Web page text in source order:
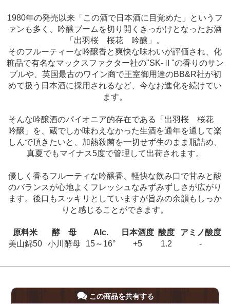
1980年の発売以来「この酒で日本酒に目覚めた」というフ
ァンも多く、吟醸ブームを切り開くきっかけとなったお酒
「出羽桜 桜花 吟醸」。
そのフルーティーな吟醸香と爽快な味わいが評価され、化
粧品で有名なマックスファクター社の"SK-Ⅱ"の香りのサン
プルや、英国最古のワイン商で王室御用達のBB&R社が初
めて扱う日本酒に採用されるなど、今なお進化を続けてい
ます。
そんな吟醸酒のパイオニア的存在である「出羽桜 桜花
吟醸」を、蔵でしか味わえなかった生酒を通年を通して楽
しんで頂きたいと、加熱殺菌を一切せず生のまま瓶詰め、
真夏でもマイナス5度で管理して出荷されます。
優しく香るフルーティな吟醸香、軽快な飲み口で甘みと酸
のバランスが心地よくフレッシュなみずみずしさが広がり
ます。後口もスッキリとしていますが旨みの余韻もしっか
りと感じることができます。
原料米 酵 母 Alc. 日本酒度 酸度
アミノ酸度
美山錦50
小川酵母 15～16° +5 1.2 -
この商品を共有する